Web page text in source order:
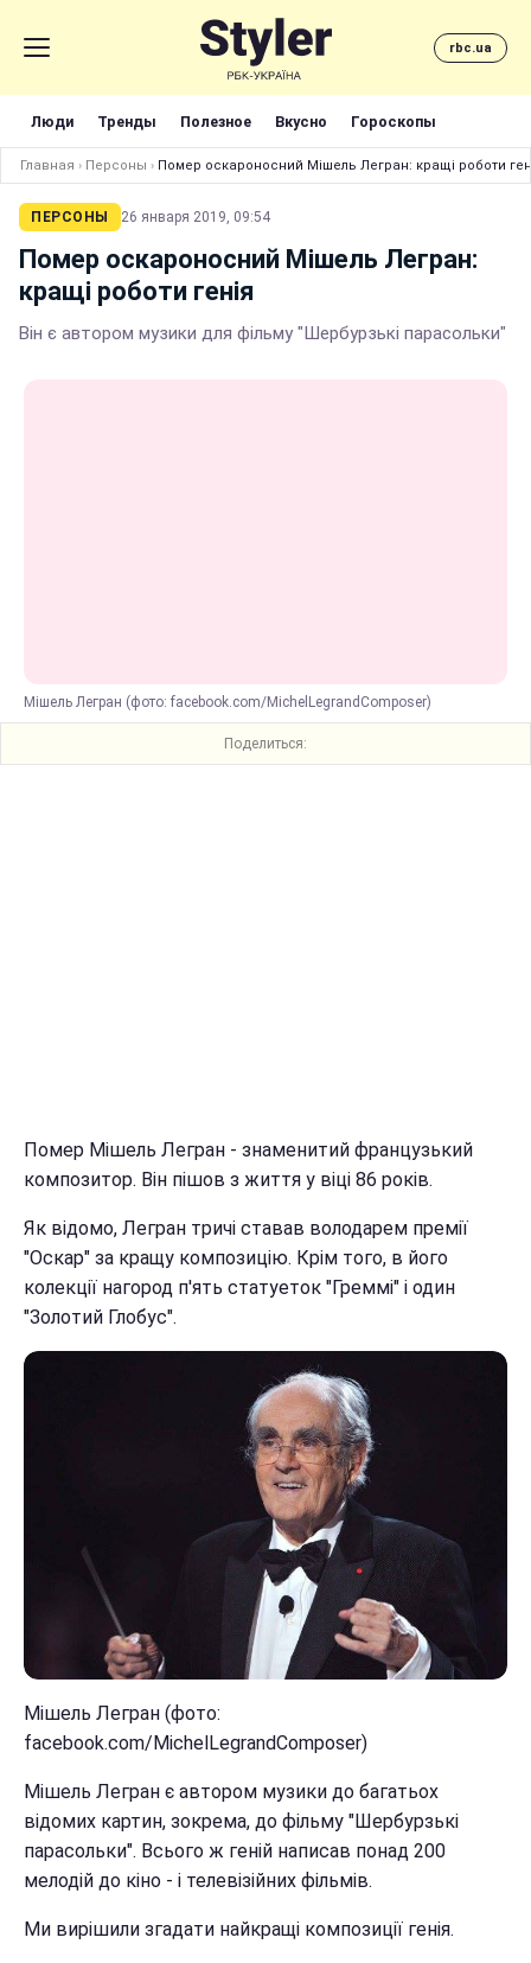
rbc.ua
Люди Тренды Полезное Вкусно Гороскопы
Главная › Персоны › Помер оскароносний Мішель Легран: кращі роботи
ПЕРСОНЫ 26 января 2019, 09:54
Помер оскароносний Мішель Легран:
кращі роботи генія
Він є автором музики для фільму "Шербурзькі парасольки"
Мішель Легран (фото: facebook.com/MichelLegrandComposer)
Поделиться:
Помер Мішель Легран - знаменитий французький
композитор. Він пішов з життя у віці 86 років.
Як відомо, Легран тричі ставав володарем премії
"Оскар" за кращу композицію. Крім того, в його
колекції нагород п'ять статуеток "Греммі" і один
"Золотий Глобус".
Мішель Легран (фото:
facebook.com/MichelLegrandComposer)
Мішель Легран є автором музики до багатьох
відомих картин, зокрема, до фільму "Шербурзькі
парасольки". Всього ж геній написав понад 200
мелодій до кіно - і телевізійних фільмів.
Ми вирішили згадати найкращі композиції генія.